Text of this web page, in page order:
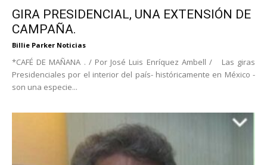
GIRA PRESIDENCIAL, UNA EXTENSIÓN DE
CAMPAÑA.
Billie Parker Noticias
*CAFÉ DE MAÑANA . / Por José Luis Enríquez Ambell / Las giras
Presidenciales por el interior del país- históricamente en México -
son una especie...